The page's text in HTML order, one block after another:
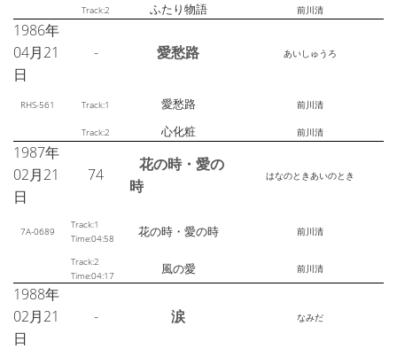
Track:2 ふたり物語 前川清
1986年
04月21
日
- 愛愁路 あいしゅうろ
RHS-561 Track:1 愛愁路 前川清
Track:2 心化粧 前川清
1987年
02月21
日
74
花の時・愛の
時
はなのときあいのとき
7A-0689
Track:1
Time:04:58
花の時・愛の時 前川清
Track:2
Time:04:17
風の愛 前川清
1988年
02月21
日
- 涙 なみだ